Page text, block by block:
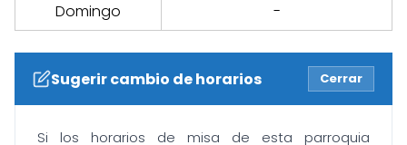
Domingo
-
Sugerir cambio de horarios Cerrar
Si los horarios de misa de esta parroquia